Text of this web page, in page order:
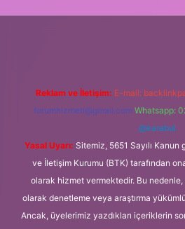
Reklam ve İletişim: E-mail:
forumhizmeti@gmail.com Whatsapp:
@karabul
Yasal Uyarı: Sitemiz, 5651 Sayılı
ve İletişim Kurumu (BTK) tarafından
olarak hizmet vermektedir. Bu
olarak denetleme veya araştırma
Ancak, üyelerimiz yazdıkları içeriklerin